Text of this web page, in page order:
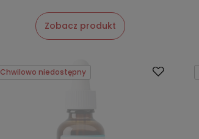
Zobacz produkt
Chwilowo niedostępny